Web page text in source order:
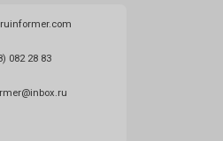
082 28 83